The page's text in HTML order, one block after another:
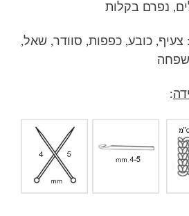
נפרם בקלות
: צעיף, כובע, כפפות, סוודר, שאל,
: